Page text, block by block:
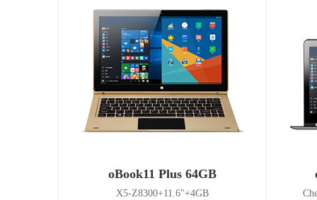
oBook11 Plus 64GB
X5-Z8300+11.6"+4GB